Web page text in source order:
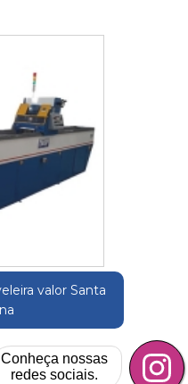
valor Santa
Conheça nossas
redes sociais.